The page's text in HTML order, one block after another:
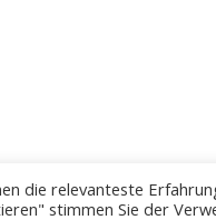
die relevanteste
stimmen Sie der